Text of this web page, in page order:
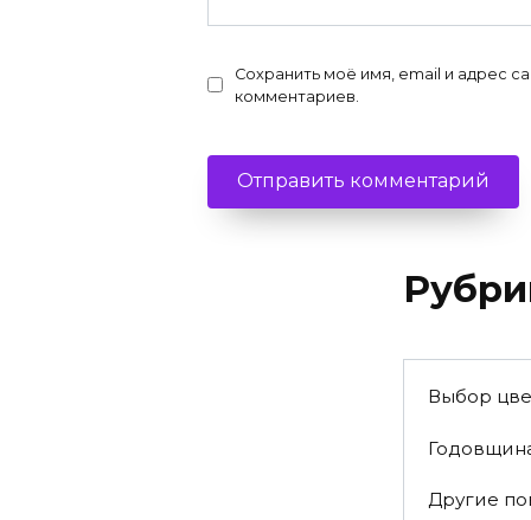
Сохранить моё имя, email и адрес
комментариев.
Выбор
Другие